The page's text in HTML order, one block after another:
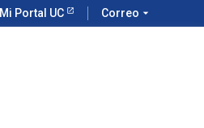
Mi Portal UC Correo arrow_drop_down